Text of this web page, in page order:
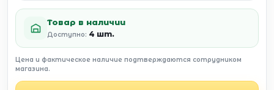
Товар в наличии
Доступно: 4 шт.
Цена и фактическое наличие подтверждаются сотрудником
магазина.